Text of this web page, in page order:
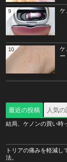
ケ
9
ケ
ー
10
最近の投稿 人気
結局、ケノンの買い時
トリアの痛みを軽減
法。